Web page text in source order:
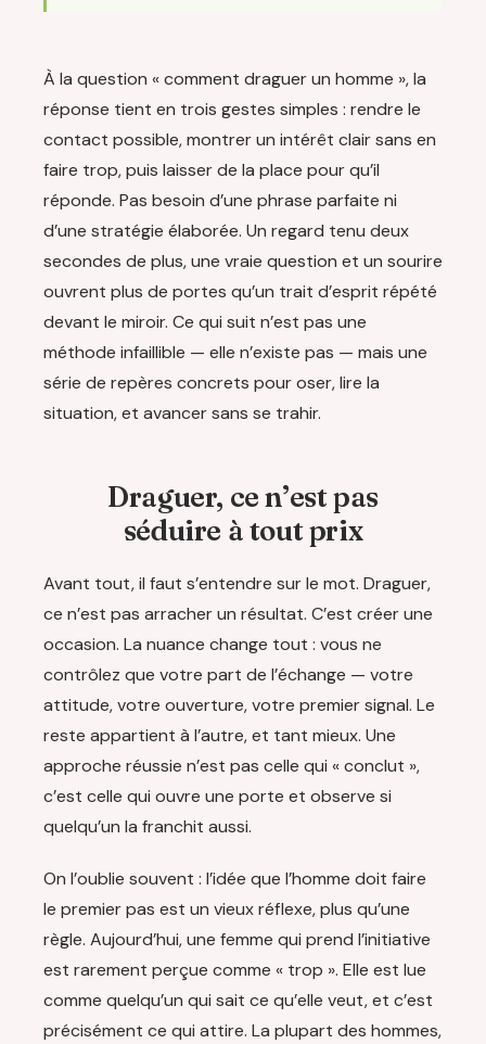
À la question « comment draguer un homme », la
réponse tient en trois gestes simples : rendre le
contact possible, montrer un intérêt clair sans en
faire trop, puis laisser de la place pour qu’il
réponde. Pas besoin d’une phrase parfaite ni
d’une stratégie élaborée. Un regard tenu deux
secondes de plus, une vraie question et un sourire
ouvrent plus de portes qu’un trait d’esprit répété
devant le miroir. Ce qui suit n’est pas une
méthode infaillible — elle n’existe pas — mais une
série de repères concrets pour oser, lire la
situation, et avancer sans se trahir.
Draguer, ce n’est pas
séduire à tout prix
Avant tout, il faut s’entendre sur le mot. Draguer,
ce n’est pas arracher un résultat. C’est créer une
occasion. La nuance change tout : vous ne
contrôlez que votre part de l’échange — votre
attitude, votre ouverture, votre premier signal. Le
reste appartient à l’autre, et tant mieux. Une
approche réussie n’est pas celle qui « conclut »,
c’est celle qui ouvre une porte et observe si
quelqu’un la franchit aussi.
On l’oublie souvent : l’idée que l’homme doit faire
le premier pas est un vieux réflexe, plus qu’une
règle. Aujourd’hui, une femme qui prend l’initiative
est rarement perçue comme « trop ». Elle est lue
comme quelqu’un qui sait ce qu’elle veut, et c’est
précisément ce qui attire. La plupart des hommes,